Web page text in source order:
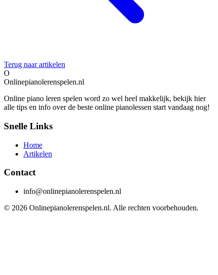
Terug naar artikelen
O
Onlinepianolerenspelen.nl
Online piano leren spelen word zo wel heel makkelijk, bekijk hier
alle tips en info over de beste online pianolessen start vandaag nog!
Snelle Links
Home
Artikelen
Contact
info@onlinepianolerenspelen.nl
© 2026 Onlinepianolerenspelen.nl. Alle rechten voorbehouden.